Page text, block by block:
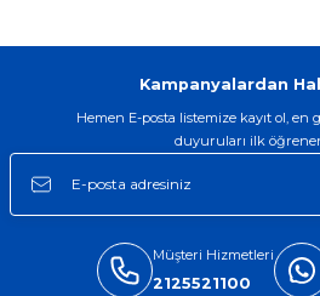
Kampanyalardan
Hemen E-posta listemize kayıt ol,
duyuruları ilk
Müşteri Hizmetleri
2125521100